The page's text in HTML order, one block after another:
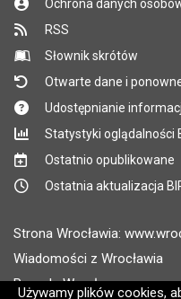
Używamy plików cookies,
Ochrona danych
RSS
Słownik skrótów
Otwarte dane i
Udostępnianie
Statystyki oglądalności
Ostatnio opublikowane
Ostatnia aktualizacja
Strona Wrocławia:
Wiadomości z Wrocławia
Pogoda Wrocław